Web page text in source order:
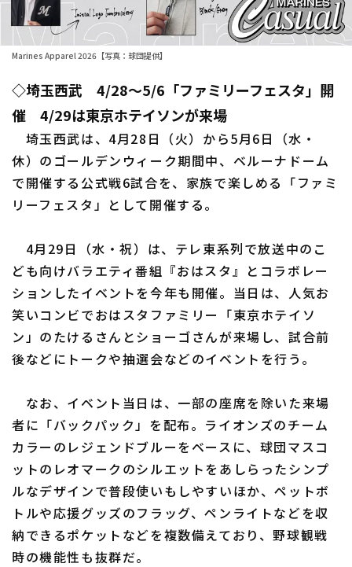
1軍公式戦
ファーム東地区
ファーム中地区
ファーム西地区
交流戦
選手名鑑
北海道日本ハムファイターズ
東北楽天ゴールデンイーグルス
埼玉西武ライオンズ
千葉ロッテマリーンズ
オリックス・バファローズ
福岡ソフトバンクホークス
設定
利用規約 プライバシーポリシー
運営会社（別ウィンドウで開く） よくある質問
特定商取引法の表示 アルバイト募集 （別ウィンドウで開く
Marines Apparel 2026【写真：球団提供】
◇埼玉西武 4/28～5/6「ファミリーフェスタ」開
催 4/29は東京ホテイソンが来場
埼玉西武は、4月28日（火）から5月6日（水・
休）のゴールデンウィーク期間中、ベルーナドーム
で開催する公式戦6試合を、家族で楽しめる「ファミ
リーフェスタ」として開催する。
4月29日（水・祝）は、テレ東系列で放送中のこ
ども向けバラエティ番組『おはスタ』とコラボレー
ションしたイベントを今年も開催。当日は、人気お
笑いコンビでおはスタファミリー「東京ホテイソ
ン」のたけるさんとショーゴさんが来場し、試合前
後などにトークや抽選会などのイベントを行う。
なお、イベント当日は、一部の座席を除いた来場
者に「バックパック」を配布。ライオンズのチーム
カラーのレジェンドブルーをベースに、球団マスコ
ットのレオマークのシルエットをあしらったシンプ
ルなデザインで普段使いもしやすいほか、ペットボ
トルや応援グッズのフラッグ、ペンライトなどを収
納できるポケットなどを複数備えており、野球観戦
時の機能性も抜群だ。